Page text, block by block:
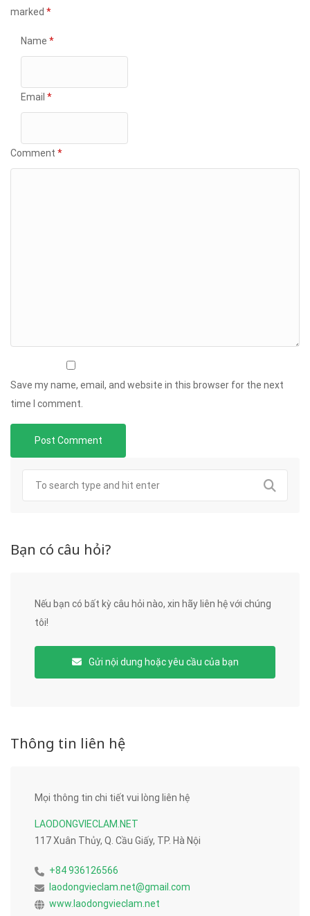
marked *
Name *
Email *
Comment *
Save my name, email, and website in this browser for the next
time I comment.
Bạn có câu hỏi?
Nếu bạn có bất kỳ câu hỏi nào, xin hãy liên hệ với chúng
tôi!
Gửi nội dung hoặc yêu cầu của bạn
Thông tin liên hệ
Mọi thông tin chi tiết vui lòng liên hệ
LAODONGVIECLAM.NET
117 Xuân Thủy, Q. Cầu Giấy, TP. Hà Nội
+84 936126566
laodongvieclam.net@gmail.com
www.laodongvieclam.net